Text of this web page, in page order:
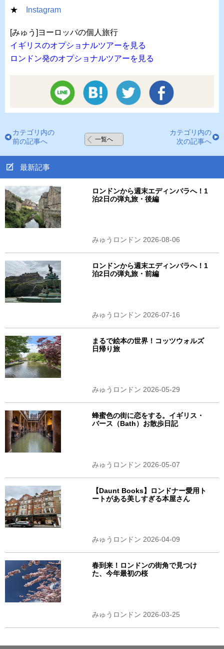
★
Instagram
[みゅう]ヨーロッパの個人旅行
イギリスのオプショナルツアーを見る
ロンドン発のオプショナルツアーを見る
カテゴリ内の
前の記事へ
一覧へ
カテゴリ内の
次の記事へ
最新記事
ロンドンから週末エディンバラへ！1
泊2日の弾丸旅・後編
みゅうロンドン 2026-08-06
ロンドンから週末エディンバラへ！1
泊2日の弾丸旅・前編
みゅうロンドン 2026-07-16
まるで絵本の世界！コッツウォルズ
日帰り旅
みゅうロンドン 2026-05-29
蜂蜜色の街に恋をする。イギリス・
バース（Bath）お散歩日記
みゅうロンドン 2026-05-07
【Daunt Books】ロンドナー愛用ト
ートがある美しすぎる本屋さん
みゅうロンドン 2026-04-09
春到来！ロンドンの街角で見つけ
た、今年最初の桜
みゅうロンドン 2026-03-25